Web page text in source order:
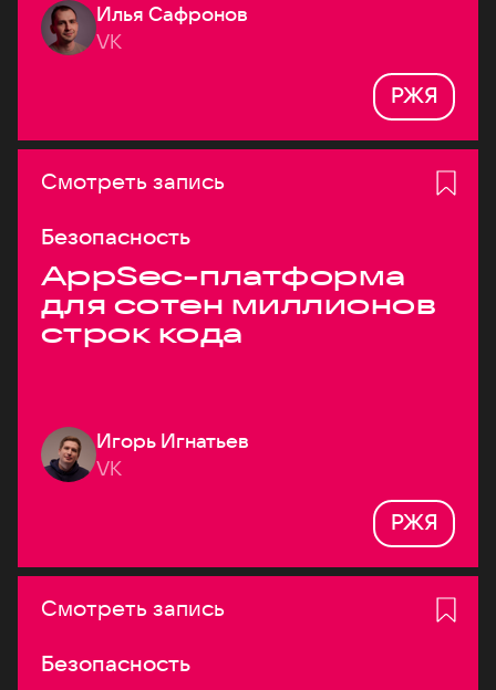
Илья Сафронов
VK
РЖЯ
Смотреть запись
Безопасность
AppSec-платформа
для сотен миллионов
строк кода
Игорь Игнатьев
VK
РЖЯ
Смотреть запись
Безопасность